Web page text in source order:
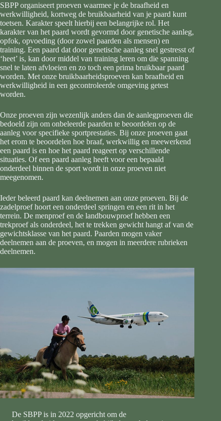
SBPP organiseert proeven waarmee je de braafheid en
werkwilligheid, kortweg de bruikbaarheid van je paard kunt
toetsen. Karakter speelt hierbij een belangrijke rol. Het
karakter van het paard wordt gevormd door genetische aanleg,
opfok, opvoeding (door zowel paarden als mensen) en
training. Een paard dat door genetische aanleg snel gestresst of
‘heet’ is, kan door middel van training leren om die spanning
snel te laten afvloeien en zo toch een prima bruikbaar paard
worden. Met onze bruikbaarheidsproeven kan braafheid en
werkwilligheid in een gecontroleerde omgeving getest
worden.
Onze proeven zijn wezenlijk anders dan de aanlegproeven die
bedoeld zijn om onbeleerde paarden te beoordelen op de
aanleg voor specifieke sportprestaties. Bij onze proeven gaat
het erom te beoordelen hoe braaf, werkwillig en meewerkend
een paard is en hoe het paard reageert op verschillende
situaties. Of een paard aanleg heeft voor een bepaald
onderdeel binnen de sport wordt in onze proeven niet
meegenomen.
Ieder beleerd paard kan deelnemen aan onze proeven. Bij de
zadelproef hoort een onderdeel springen en een rit in het
terrein. De menproef en de landbouwproef hebben een
trekproef als onderdeel, het te trekken gewicht hangt af van de
gewichtsklasse van het paard. Paarden mogen vaker
deelnemen aan de proeven, en mogen in meerdere rubrieken
deelnemen.
De SBPP is in 2022 opgericht om de